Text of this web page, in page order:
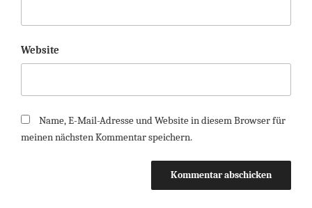
Website
Name, E-Mail-Adresse und Website in diesem Browser für
meinen nächsten Kommentar speichern.